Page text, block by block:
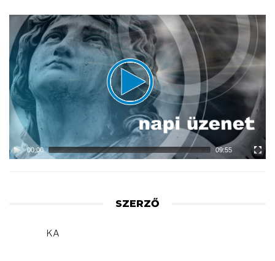
Video
Player
00:00 09:55
SZERZŐ
KA